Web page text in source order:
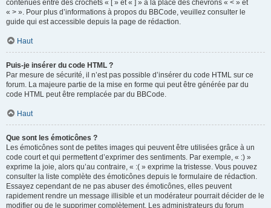
contenues entre des crochets « [ » et « ] » à la place des chevrons « < » et
« > ». Pour plus d’informations à propos du BBCode, veuillez consulter le
guide qui est accessible depuis la page de rédaction.
Haut
Puis-je insérer du code HTML ?
Par mesure de sécurité, il n’est pas possible d’insérer du code HTML sur ce
forum. La majeure partie de la mise en forme qui peut être générée par du
code HTML peut être remplacée par du BBCode.
Haut
Que sont les émoticônes ?
Les émoticônes sont de petites images qui peuvent être utilisées grâce à un
code court et qui permettent d’exprimer des sentiments. Par exemple, « :) »
exprime la joie, alors qu’au contraire, « :( » exprime la tristesse. Vous pouvez
consulter la liste complète des émoticônes depuis le formulaire de rédaction.
Essayez cependant de ne pas abuser des émoticônes, elles peuvent
rapidement rendre un message illisible et un modérateur pourrait décider de le
modifier ou de le supprimer complètement. Les administrateurs du forum